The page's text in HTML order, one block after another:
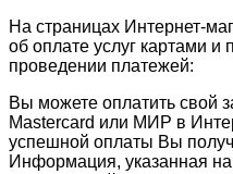
На страницах Интернет-
об оплате услуг картами и
проведении платежей:
Вы можете оплатить свой
Mastercard или МИР в
успешной оплаты Вы
Информация, указанная